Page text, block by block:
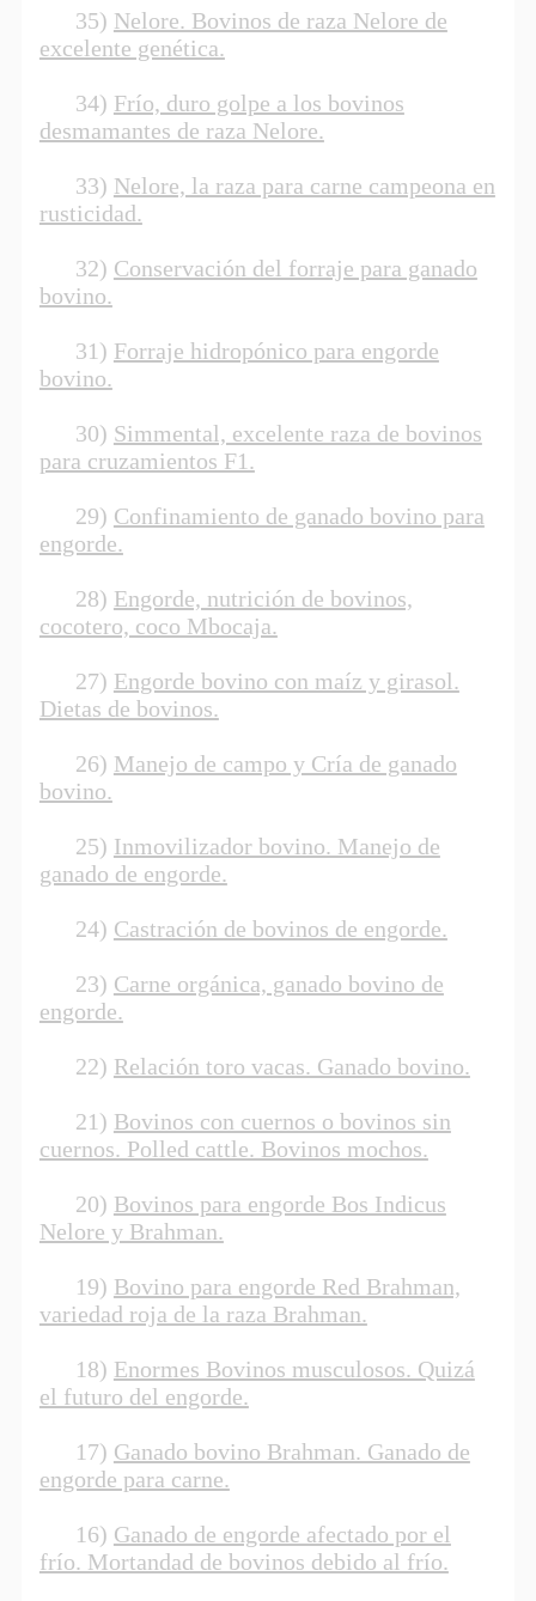
35) Nelore. Bovinos de raza Nelore de
excelente genética.
34) Frío, duro golpe a los bovinos
desmamantes de raza Nelore.
33) Nelore, la raza para carne campeona en
rusticidad.
32) Conservación del forraje para ganado
bovino.
31) Forraje hidropónico para engorde
bovino.
30) Simmental, excelente raza de bovinos
para cruzamientos F1.
29) Confinamiento de ganado bovino para
engorde.
28) Engorde, nutrición de bovinos,
cocotero, coco Mbocaja.
27) Engorde bovino con maíz y girasol.
Dietas de bovinos.
26) Manejo de campo y Cría de ganado
bovino.
25) Inmovilizador bovino. Manejo de
ganado de engorde.
24) Castración de bovinos de engorde.
23) Carne orgánica, ganado bovino de
engorde.
22) Relación toro vacas. Ganado bovino.
21) Bovinos con cuernos o bovinos sin
cuernos. Polled cattle. Bovinos mochos.
20) Bovinos para engorde Bos Indicus
Nelore y Brahman.
19) Bovino para engorde Red Brahman,
variedad roja de la raza Brahman.
18) Enormes Bovinos musculosos. Quizá
el futuro del engorde.
17) Ganado bovino Brahman. Ganado de
engorde para carne.
16) Ganado de engorde afectado por el
frío. Mortandad de bovinos debido al frío.